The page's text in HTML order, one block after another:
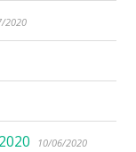
2020
10/06/2020